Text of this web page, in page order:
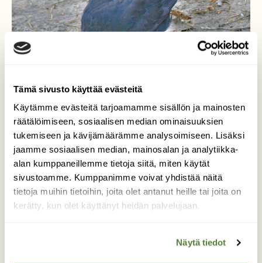
Tämä sivusto käyttää evästeitä
Käytämme evästeitä tarjoamamme sisällön ja mainosten
räätälöimiseen, sosiaalisen median ominaisuuksien
tukemiseen ja kävijämäärämme analysoimiseen. Lisäksi
jaamme sosiaalisen median, mainosalan ja analytiikka-
alan kumppaneillemme tietoja siitä, miten käytät
sivustoamme. Kumppanimme voivat yhdistää näitä
tietoja muihin tietoihin, joita olet antanut heille tai joita on
kerätty, kun olet käyttänyt heidän palvelujaan.
Näytä tiedot
Mustarastas